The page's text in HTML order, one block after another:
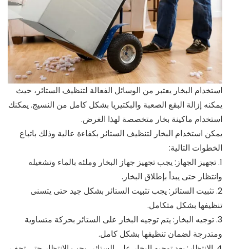
استخدام البخار يعتبر من الوسائل الفعالة لتنظيف الستائر، حيث
يمكنه إزالة البقع الصعبة والبكتيريا بشكل كامل من النسيج. يمكنك
استخدام ماكينة بخار متخصصة لهذا الغرض.
يمكن استخدام البخار لتنظيف الستائر بكفاءة عالية وذلك باتباع
الخطوات التالية:
1. تجهيز الجهاز: يجب تجهيز جهاز البخار وملئه بالماء وتشغيله
وانتظار حتى يبدأ بإطلاق البخار.
2. تثبيت الستائر: يجب تثبيت الستائر بشكل جيد حتى يتسنى
تنظيفها بشكل متكامل.
3. توجيه البخار: يتم توجيه البخار على الستائر بحركة متساوية
ومتدرجة لضمان تنظيفها بشكل كامل.